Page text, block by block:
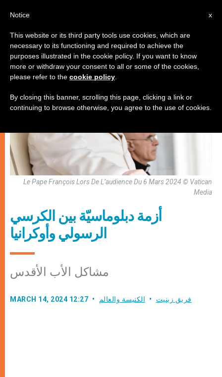
الكنيسة والعالم
Le Pape François Lors De L’audience Du 6 Mars 2024 © Vatican
Media
أزمة دبلوماسيّة بين الكرسي
الرسولي وأوكرانيا
مشاكل الأب الأقدس
MARCH 14, 2024 12:27 فريق زينيت الكنيسة والعالم
x
Notice
This website or its third party tools use cookies, which are
necessary to its functioning and required to achieve the
purposes illustrated in the cookie policy. If you want to know
more or withdraw your consent to all or some of the cookies,
please refer to the cookie policy
By closing this banner, scrolling this page, clicking a link or
continuing to browse otherwise, you agree to the use of cookies.